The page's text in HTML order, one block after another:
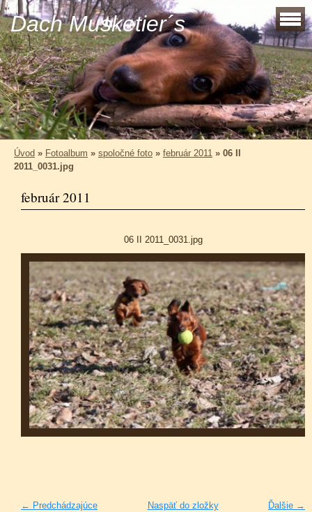
Dach Musketier´s
Úvod » Fotoalbum » spoločné foto » február 2011 » 06 II
2011_0031.jpg
február 2011
06 II 2011_0031.jpg
← Predchádzajúce Ďalšie →
Naspäť do zložky